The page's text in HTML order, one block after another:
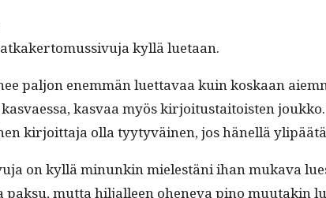
kyl­lä luetaan.
paljon enem­män luet­tavaa kuin koskaan
kas­vaa myös kir­joi­tus­taitois­t­en
kir­joit­ta­ja olla tyy­tyväi­nen, jos hänel­lä
on kyl­lä min­unkin mielestäni ihan muka­va
pak­su, mut­ta hil­jalleen ohene­va pino muu­takin